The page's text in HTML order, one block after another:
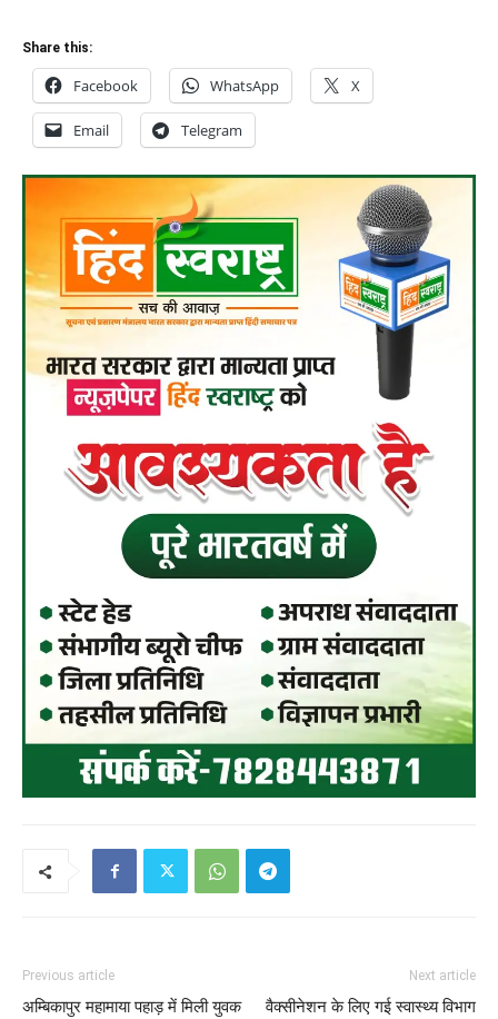
Share this:
Facebook WhatsApp X
Email Telegram
Previous article
अम्बिकापुर महामाया पहाड़ में मिली युवक
Next article
वैक्सीनेशन के लिए गई स्वास्थ्य विभाग